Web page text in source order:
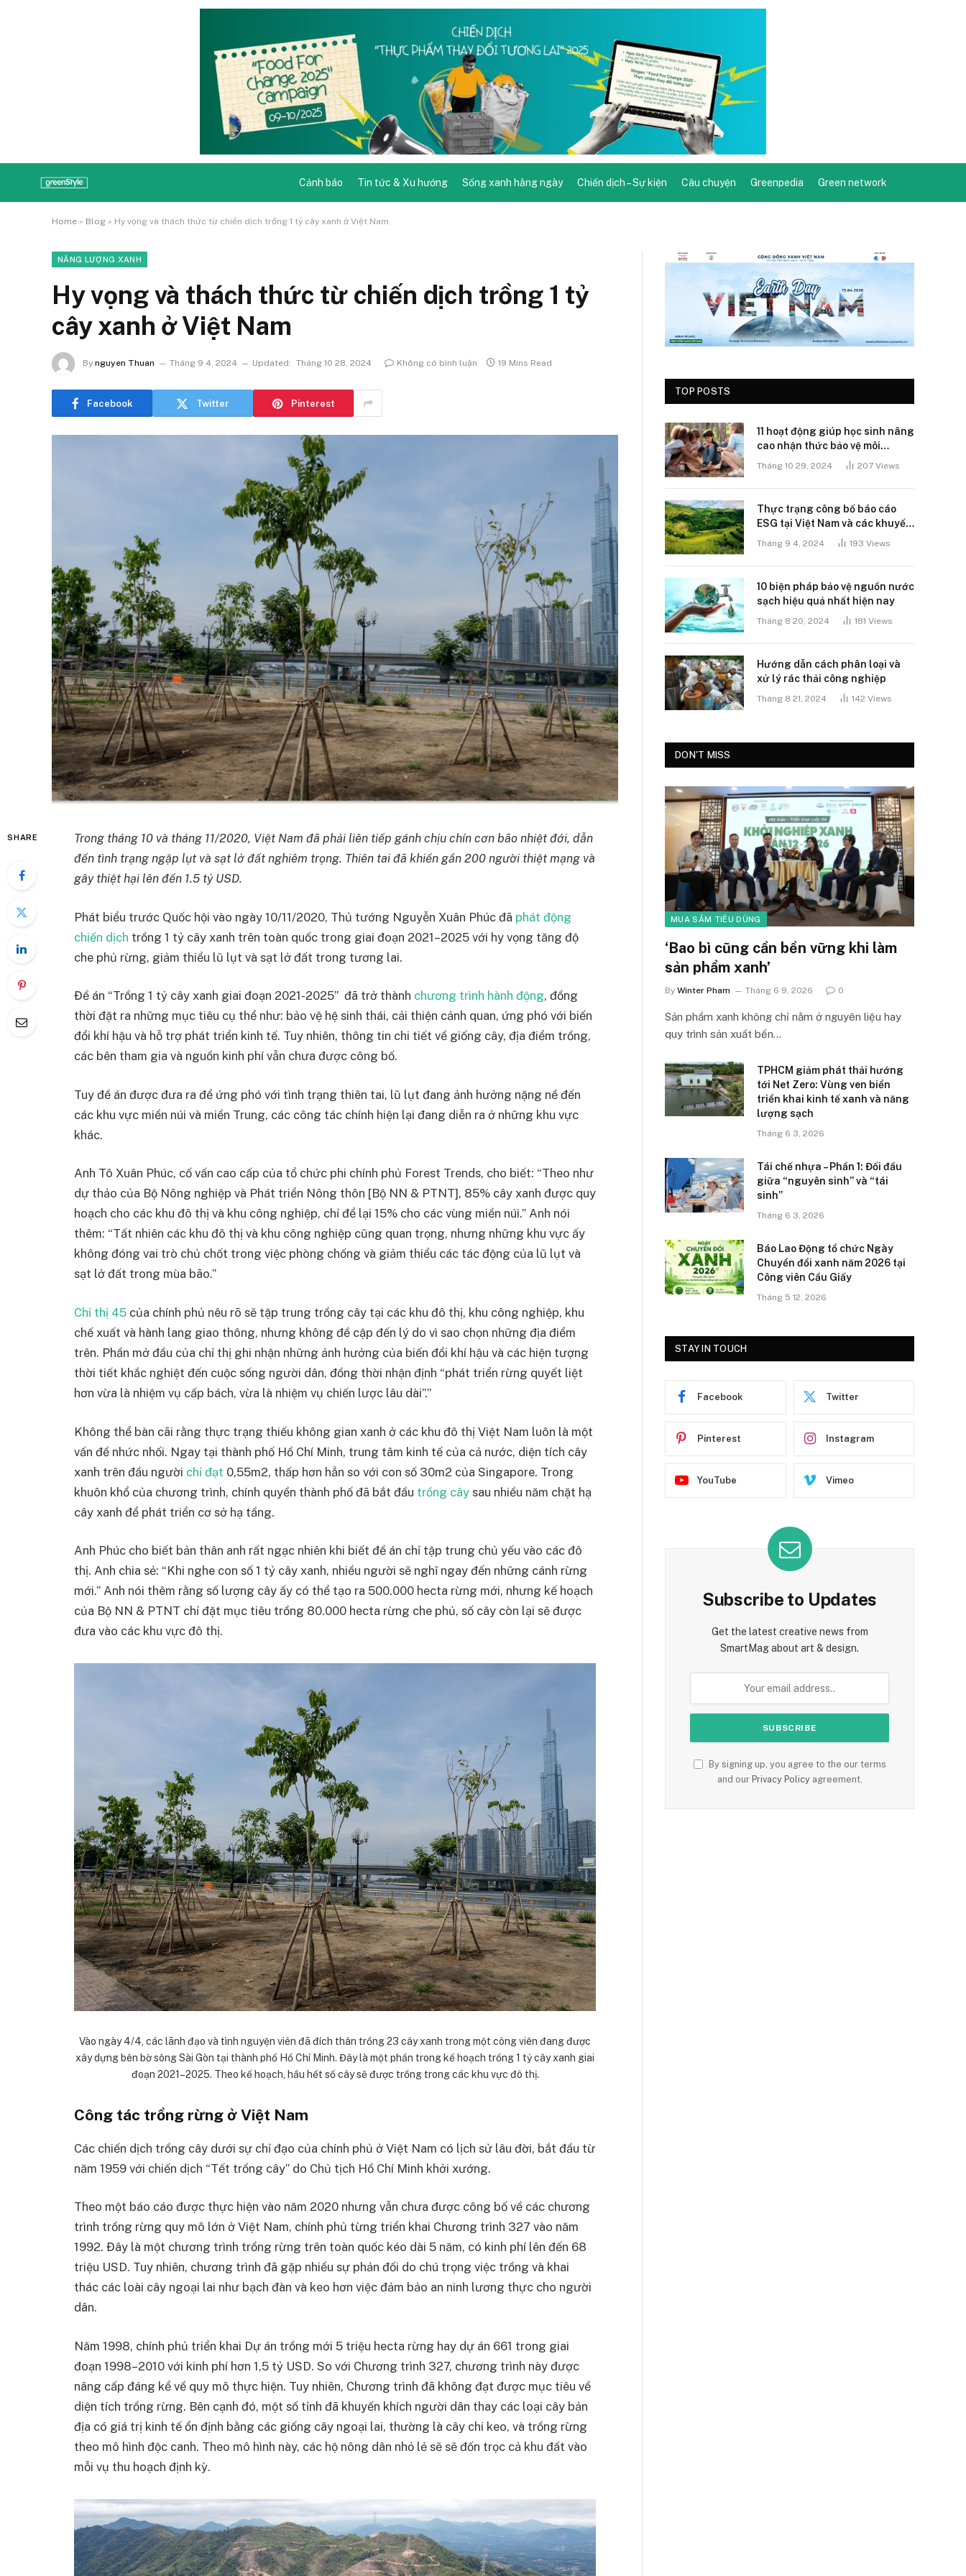
Cảnh báo Tin tức & Xu hướng Sống xanh hằng ngày Chiến dịch – Sự kiện Câu chuyện Greenpedia Green network
Home » Blog » Hy vọng và thách thức từ chiến dịch trồng 1 tỷ cây xanh ở Việt Nam
NĂNG LƯỢNG XANH
Hy vọng và thách thức từ chiến dịch trồng 1 tỷ
cây xanh ở Việt Nam
By nguyen Thuan Tháng 9 4, 2024 Updated: Tháng 10 28, 2024 Không có bình luận 19 Mins Read
Facebook Twitter Pinterest
SHARE
Trong tháng 10 và tháng 11/2020, Việt Nam đã phải liên tiếp gánh chịu chín cơn bão nhiệt đới, dẫn
đến tình trạng ngập lụt và sạt lở đất nghiêm trọng. Thiên tai đã khiến gần 200 người thiệt mạng và
gây thiệt hại lên đến 1.5 tỷ USD.
Phát biểu trước Quốc hội vào ngày 10/11/2020, Thủ tướng Nguyễn Xuân Phúc đã phát động
chiến dịch trồng 1 tỷ cây xanh trên toàn quốc trong giai đoạn 2021–2025 với hy vọng tăng độ
che phủ rừng, giảm thiểu lũ lụt và sạt lở đất trong tương lai.
Đề án “Trồng 1 tỷ cây xanh giai đoạn 2021-2025” đã trở thành chương trình hành động, đồng
thời đặt ra những mục tiêu cụ thể như: bảo vệ hệ sinh thái, cải thiện cảnh quan, ứng phó với biến
đổi khí hậu và hỗ trợ phát triển kinh tế. Tuy nhiên, thông tin chi tiết về giống cây, địa điểm trồng,
các bên tham gia và nguồn kinh phí vẫn chưa được công bố.
Tuy đề án được đưa ra để ứng phó với tình trạng thiên tai, lũ lụt đang ảnh hưởng nặng nề đến
các khu vực miền núi và miền Trung, các công tác chính hiện lại đang diễn ra ở những khu vực
khác.
Anh Tô Xuân Phúc, cố vấn cao cấp của tổ chức phi chính phủ Forest Trends, cho biết: “Theo như
dự thảo của Bộ Nông nghiệp và Phát triển Nông thôn [Bộ NN & PTNT], 85% cây xanh được quy
hoạch cho các khu đô thị và khu công nghiệp, chỉ để lại 15% cho các vùng miền núi.” Anh nói
thêm: “Tất nhiên các khu đô thị và khu công nghiệp cũng quan trọng, nhưng những khu vực ấy
không đóng vai trò chủ chốt trong việc phòng chống và giảm thiểu các tác động của lũ lụt và
sạt lở đất trong mùa bão.”
Chỉ thị 45 của chính phủ nêu rõ sẽ tập trung trồng cây tại các khu đô thị, khu công nghiệp, khu
chế xuất và hành lang giao thông, nhưng không đề cập đến lý do vì sao chọn những địa điểm
trên. Phần mở đầu của chỉ thị ghi nhận những ảnh hưởng của biến đổi khí hậu và các hiện tượng
thời tiết khắc nghiệt đến cuộc sống người dân, đồng thời nhận định “phát triển rừng quyết liệt
hơn vừa là nhiệm vụ cấp bách, vừa là nhiệm vụ chiến lược lâu dài”.”
Không thể bàn cãi rằng thực trạng thiếu không gian xanh ở các khu đô thị Việt Nam luôn là một
vấn đề nhức nhối. Ngay tại thành phố Hồ Chí Minh, trung tâm kinh tế của cả nước, diện tích cây
xanh trên đầu người chỉ đạt 0,55m2, thấp hơn hẳn so với con số 30m2 của Singapore. Trong
khuôn khổ của chương trình, chính quyền thành phố đã bắt đầu trồng cây sau nhiều năm chặt hạ
cây xanh để phát triển cơ sở hạ tầng.
Anh Phúc cho biết bản thân anh rất ngạc nhiên khi biết đề án chỉ tập trung chủ yếu vào các đô
thị. Anh chia sẻ: “Khi nghe con số 1 tỷ cây xanh, nhiều người sẽ nghĩ ngay đến những cánh rừng
mới.” Anh nói thêm rằng số lượng cây ấy có thể tạo ra 500.000 hecta rừng mới, nhưng kế hoạch
của Bộ NN & PTNT chỉ đặt mục tiêu trồng 80.000 hecta rừng che phủ, số cây còn lại sẽ được
đưa vào các khu vực đô thị.
Vào ngày 4/4, các lãnh đạo và tình nguyện viên đã đích thân trồng 23 cây xanh trong một công viên đang được
xây dựng bên bờ sông Sài Gòn tại thành phố Hồ Chí Minh. Đây là một phần trong kế hoạch trồng 1 tỷ cây xanh giai
đoạn 2021–2025. Theo kế hoạch, hầu hết số cây sẽ được trồng trong các khu vực đô thị.
Công tác trồng rừng ở Việt Nam
Các chiến dịch trồng cây dưới sự chỉ đạo của chính phủ ở Việt Nam có lịch sử lâu đời, bắt đầu từ
năm 1959 với chiến dịch “Tết trồng cây” do Chủ tịch Hồ Chí Minh khởi xướng.
Theo một báo cáo được thực hiện vào năm 2020 nhưng vẫn chưa được công bố về các chương
trình trồng rừng quy mô lớn ở Việt Nam, chính phủ từng triển khai Chương trình 327 vào năm
1992. Đây là một chương trình trồng rừng trên toàn quốc kéo dài 5 năm, có kinh phí lên đến 68
triệu USD. Tuy nhiên, chương trình đã gặp nhiều sự phản đối do chú trọng việc trồng và khai
thác các loài cây ngoại lai như bạch đàn và keo hơn việc đảm bảo an ninh lương thực cho người
dân.
Năm 1998, chính phủ triển khai Dự án trồng mới 5 triệu hecta rừng hay dự án 661 trong giai
đoạn 1998–2010 với kinh phí hơn 1,5 tỷ USD. So với Chương trình 327, chương trình này được
nâng cấp đáng kể về quy mô thực hiện. Tuy nhiên, Chương trình đã không đạt được mục tiêu về
diện tích trồng rừng. Bên cạnh đó, một số tỉnh đã khuyến khích người dân thay các loại cây bản
địa có giá trị kinh tế ổn định bằng các giống cây ngoại lai, thường là cây chi keo, và trồng rừng
theo mô hình độc canh. Theo mô hình này, các hộ nông dân nhỏ lẻ sẽ sẽ đốn trọc cả khu đất vào
mỗi vụ thu hoạch định kỳ.
TOP POSTS
11 hoạt động giúp học sinh nâng
cao nhận thức bảo vệ môi
trường
Tháng 10 29, 2024 207 Views
Thực trạng công bố báo cáo
ESG tại Việt Nam và các khuyến
nghị
Tháng 9 4, 2024 193 Views
10 biện pháp bảo vệ nguồn nước
sạch hiệu quả nhất hiện nay
Tháng 8 20, 2024 181 Views
Hướng dẫn cách phân loại và
xử lý rác thải công nghiệp
Tháng 8 21, 2024 142 Views
DON'T MISS
MUA SẮM TIÊU DÙNG
‘Bao bì cũng cần bền vững khi làm
sản phẩm xanh’
By Winter Pham Tháng 6 9, 2026 0
Sản phẩm xanh không chỉ nằm ở nguyên liệu hay
quy trình sản xuất bền…
TPHCM giảm phát thải hướng
tới Net Zero: Vùng ven biển
triển khai kinh tế xanh và năng
lượng sạch
Tháng 6 3, 2026
Tái chế nhựa – Phần 1: Đối đầu
giữa “nguyên sinh” và “tái
sinh”
Tháng 6 3, 2026
Báo Lao Động tổ chức Ngày
Chuyển đổi xanh năm 2026 tại
Công viên Cầu Giấy
Tháng 5 12, 2026
STAY IN TOUCH
Facebook Twitter
Pinterest Instagram
YouTube Vimeo
Subscribe to Updates
Get the latest creative news from
SmartMag about art & design.
By signing up, you agree to the our terms
and our Privacy Policyagreement.